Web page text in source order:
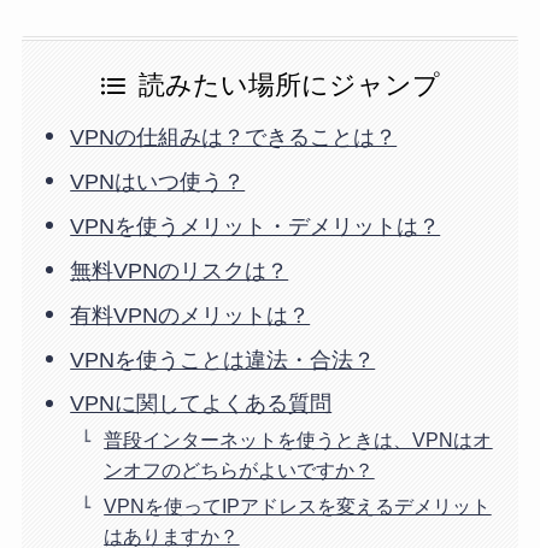
読みたい場所にジャンプ
VPNの仕組みは？できることは？
VPNはいつ使う？
VPNを使うメリット・デメリットは？
無料VPNのリスクは？
有料VPNのメリットは？
VPNを使うことは違法・合法？
VPNに関してよくある質問
普段インターネットを使うときは、VPNはオ
ンオフのどちらがよいですか？
VPNを使ってIPアドレスを変えるデメリット
はありますか？